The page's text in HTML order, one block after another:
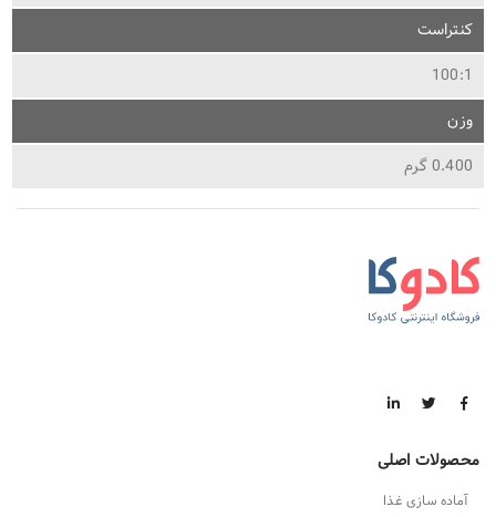
کنتراست
100:1
وزن
0.400 گرم
محصولات اصلی
آماده سازی غذا